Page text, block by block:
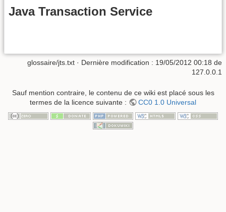
Java Transaction Service
glossaire/jts.txt · Dernière modification : 19/05/2012 00:18 de
127.0.0.1
Sauf mention contraire, le contenu de ce wiki est placé sous les
termes de la licence suivante :
CC0 1.0 Universal